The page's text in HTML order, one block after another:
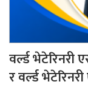
वर्ल्ड
र वर्ल्ड